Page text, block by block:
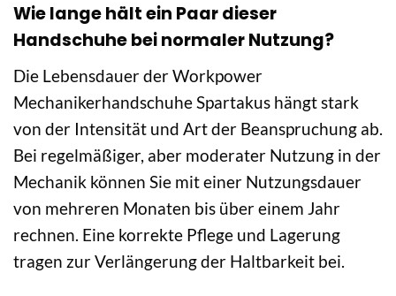
Wie lange hält ein Paar dieser
Handschuhe bei normaler Nutzung?
Die Lebensdauer der Workpower
Mechanikerhandschuhe Spartakus hängt stark
von der Intensität und Art der Beanspruchung ab.
Bei regelmäßiger, aber moderater Nutzung in der
Mechanik können Sie mit einer Nutzungsdauer
von mehreren Monaten bis über einem Jahr
rechnen. Eine korrekte Pflege und Lagerung
tragen zur Verlängerung der Haltbarkeit bei.